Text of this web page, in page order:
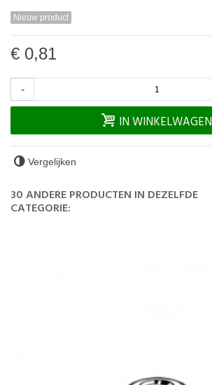
Nieuw product
€ 0,81
-
IN WINKELWAGEN
Vergelijken
30 ANDERE PRODUCTEN IN DEZELFDE
CATEGORIE: